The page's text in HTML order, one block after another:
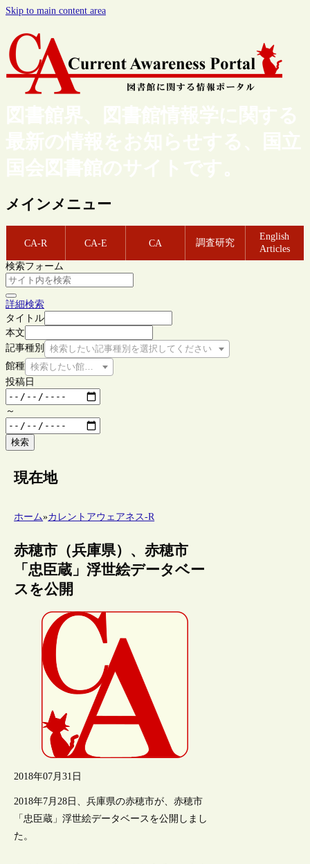
Skip to main content area
図書館界、図書館情報学に関する
最新の情報をお知らせする、国立
国会図書館のサイトです。
メインメニュー
CA-R CA-E CA 調査研究
English
Articles
検索フォーム
詳細検索
タイトル
本文
記事種別
検索したい記事種別を選択してください
館種 検索したい館種を選択してください
投稿日
～
検索
現在地
ホーム»カレントアウェアネス-R
赤穂市（兵庫県）、赤穂市
「忠臣蔵」浮世絵データベー
スを公開
2018年07月31日
2018年7月28日、兵庫県の赤穂市が、赤穂市
「忠臣蔵」浮世絵データベースを公開しまし
た。